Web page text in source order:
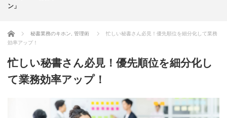
Home 秘書業務のキホン 管理術
忙しい秘書さん必見！優先順位を細分化して業務
効率アップ！
忙しい秘書さん必見！優先順位を細分化し
て業務効率アップ！